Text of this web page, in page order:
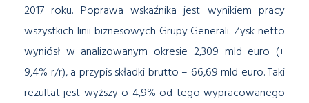
2017 roku. Poprawa wskaźnika jest wynikiem pracy
wszystkich linii biznesowych Grupy Generali. Zysk netto
wyniósł w analizowanym okresie 2,309 mld euro (+
9,4% r/r), a przypis składki brutto – 66,69 mld euro. Taki
rezultat jest wyższy o 4,9% od tego wypracowanego